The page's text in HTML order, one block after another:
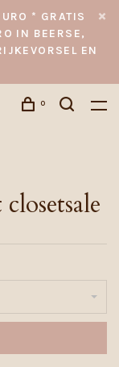
* GRATIS
IN BEERSE,
EN
0